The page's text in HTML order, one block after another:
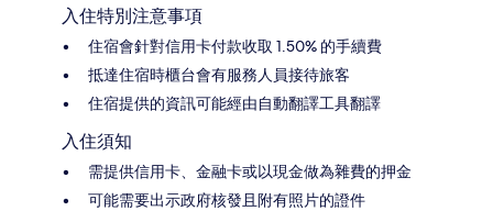
入住特別注意事項
住宿會針對信用卡付款收取 1.50% 的手續費
抵達住宿時櫃台會有服務人員接待旅客
住宿提供的資訊可能經由自動翻譯工具翻譯
入住須知
需提供信用卡、金融卡或以現金做為雜費的押金
可能需要出示政府核發且附有照片的證件